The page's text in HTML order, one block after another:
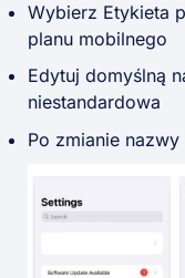
Wybierz Etykieta
planu mobilnego
Edytuj domyślną
niestandardowa
Po zmianie